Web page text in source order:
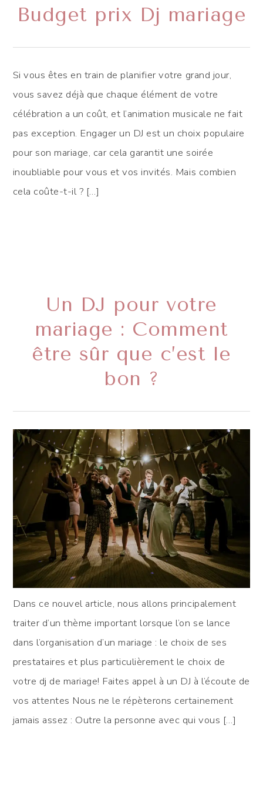
Budget prix Dj mariage
Si vous êtes en train de planifier votre grand jour,
vous savez déjà que chaque élément de votre
célébration a un coût, et l’animation musicale ne fait
pas exception. Engager un DJ est un choix populaire
pour son mariage, car cela garantit une soirée
inoubliable pour vous et vos invités. Mais combien
cela coûte-t-il ? […]
Un DJ pour votre
mariage : Comment
être sûr que c’est le
bon ?
Dans ce nouvel article, nous allons principalement
traiter d’un thème important lorsque l’on se lance
dans l’organisation d’un mariage : le choix de ses
prestataires et plus particulièrement le choix de
votre dj de mariage! Faites appel à un DJ à l’écoute de
vos attentes Nous ne le répèterons certainement
jamais assez : Outre la personne avec qui vous […]